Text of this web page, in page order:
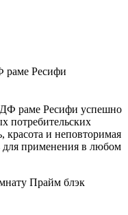
раме Ресифи
раме Ресифи успешно
потребительских
красота и неповторимая
для применения в любом